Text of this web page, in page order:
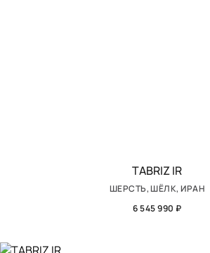
TABRIZ IR
ШЕРСТЬ, ШЁЛК, ИРАН
6 545 990 ₽